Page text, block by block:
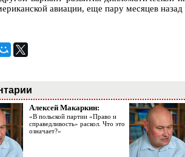
авиации, еще пару месяцев
Алексей Макаркин:
«В польской партии «Право и
справедливость» раскол. Что это
означает?»